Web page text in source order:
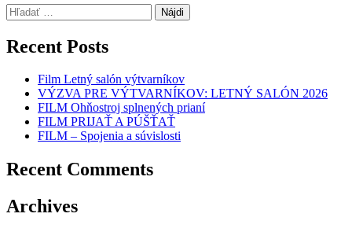
Hľadať:
Recent Posts
Film Letný salón výtvarníkov
VÝZVA PRE VÝTVARNÍKOV: LETNÝ SALÓN 2026
FILM Ohňostroj splnených prianí
FILM PRIJAŤ A PÚŠŤAŤ
FILM – Spojenia a súvislosti
Recent Comments
Archives